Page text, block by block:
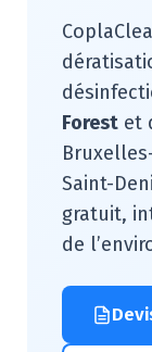
Forest et
Saint-
gratuit,
de